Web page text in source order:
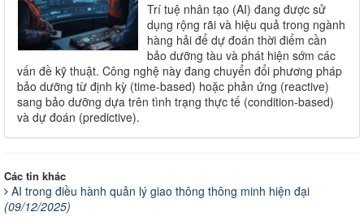
Trí tuệ nhân tạo (AI) đang được sử
dụng rộng rãi và hiệu quả trong ngành
hàng hải để dự đoán thời điểm cần
bảo dưỡng tàu và phát hiện sớm các
vấn đề kỹ thuật. Công nghệ này đang chuyển đổi phương pháp
bảo dưỡng từ định kỳ (time-based) hoặc phản ứng (reactive)
sang bảo dưỡng dựa trên tình trạng thực tế (condition-based)
và dự đoán (predictive).
Các tin khác
AI trong điều hành quản lý giao thông thông minh hiện đại
(09/12/2025)